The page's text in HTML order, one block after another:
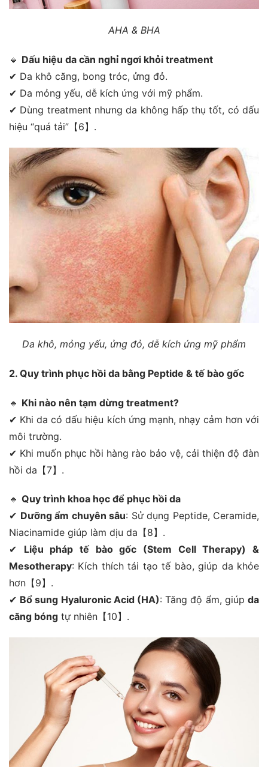
AHA & BHA
🔹 Dấu hiệu da cần nghỉ ngơi khỏi treatment
✔ Da khô căng, bong tróc, ửng đỏ.
✔ Da mỏng yếu, dễ kích ứng với mỹ phẩm.
✔ Dùng treatment nhưng da không hấp thụ tốt, có dấu
hiệu “quá tải”【6】.
Da khô, mỏng yếu, ửng đỏ, dễ kích ứng mỹ phẩm
2. Quy trình phục hồi da bằng Peptide & tế bào gốc
🔹 Khi nào nên tạm dừng treatment?
✔ Khi da có dấu hiệu kích ứng mạnh, nhạy cảm hơn với
môi trường.
✔ Khi muốn phục hồi hàng rào bảo vệ, cải thiện độ đàn
hồi da【7】.
🔹 Quy trình khoa học để phục hồi da
✔ Dưỡng ẩm chuyên sâu: Sử dụng Peptide, Ceramide,
Niacinamide giúp làm dịu da【8】.
✔ Liệu pháp tế bào gốc (Stem Cell Therapy) &
Mesotherapy: Kích thích tái tạo tế bào, giúp da khỏe
hơn【9】.
✔ Bổ sung Hyaluronic Acid (HA): Tăng độ ẩm, giúpda
căng bóng tự nhiên【10】.